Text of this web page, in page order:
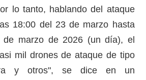
lo tanto, hablando del ataque
18:00 del 23 de marzo hasta
de marzo de 2026 (un día), el
mil drones de ataque de tipo
y otros", se dice en un